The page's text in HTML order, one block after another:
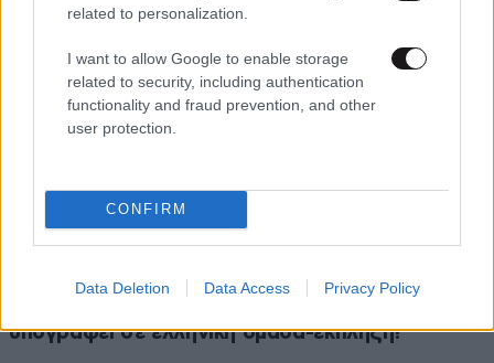
related to personalization.
I want to allow Google to enable storage
related to security, including authentication
functionality and fraud prevention, and other
user protection.
CONFIRM
Data Deletion Data Access Privacy Policy
07·08·2026 21:30
υπογράφει σε ελληνική ομάδα-έκπληξη!